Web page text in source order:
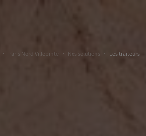
Paris Nord Villepinte Nos solutions Les traiteurs